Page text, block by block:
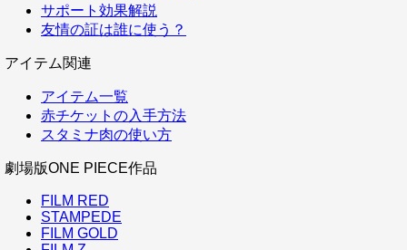
サポート効果解説
友情の証は誰に使う？
アイテム関連
アイテム一覧
赤チケットの入手方法
スタミナ肉の使い方
劇場版ONE PIECE作品
FILM RED
STAMPEDE
FILM GOLD